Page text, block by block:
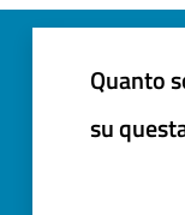
Quanto
su